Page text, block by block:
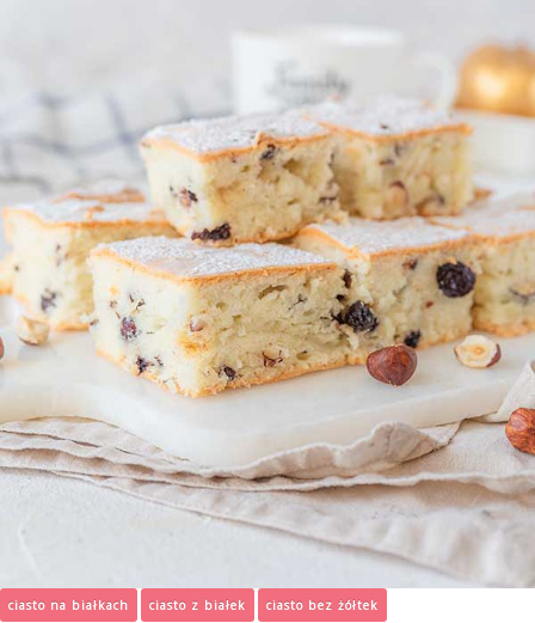
ciasto na białkach ciasto z białek ciasto bez żółtek